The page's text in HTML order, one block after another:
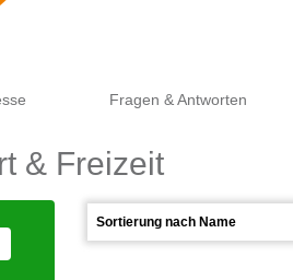
Fragen & Antworten
& Freizeit